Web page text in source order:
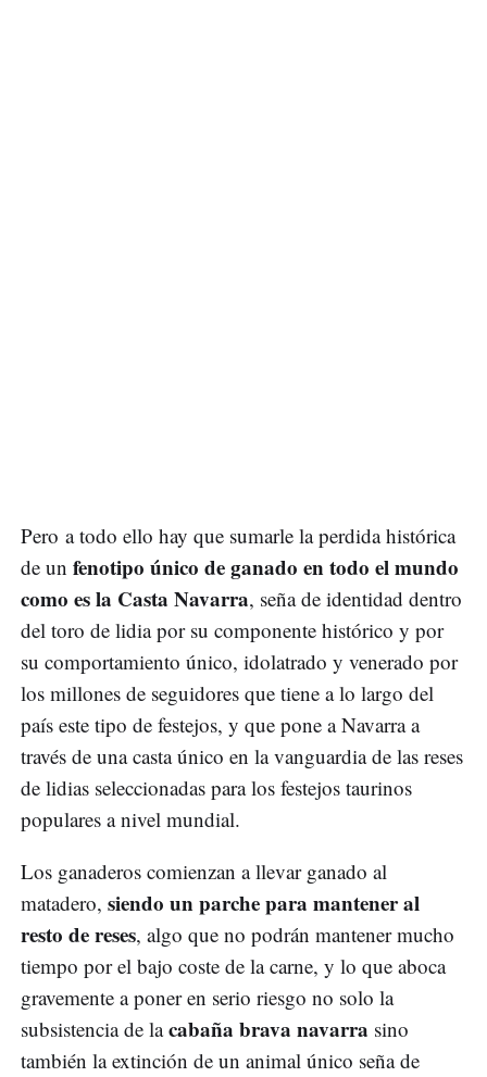
Pero a todo ello hay que sumarle la perdida histórica
de un fenotipo único de ganado en todo el mundo
como es la Casta Navarra, seña de identidad dentro
del toro de lidia por su componente histórico y por
su comportamiento único, idolatrado y venerado por
los millones de seguidores que tiene a lo largo del
país este tipo de festejos, y que pone a Navarra a
través de una casta único en la vanguardia de las reses
de lidias seleccionadas para los festejos taurinos
populares a nivel mundial.
Los ganaderos comienzan a llevar ganado al
matadero, siendo un parche para mantener al
resto de reses, algo que no podrán mantener mucho
tiempo por el bajo coste de la carne, y lo que aboca
gravemente a poner en serio riesgo no solo la
subsistencia de lacabaña brava navarra sino
también la extinción de un animal único seña de